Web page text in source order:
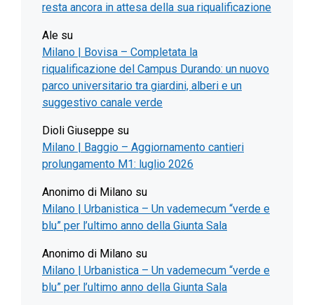
resta ancora in attesa della sua riqualificazione
Ale su
Milano | Bovisa – Completata la
riqualificazione del Campus Durando: un nuovo
parco universitario tra giardini, alberi e un
suggestivo canale verde
Dioli Giuseppe su
Milano | Baggio – Aggiornamento cantieri
prolungamento M1: luglio 2026
Anonimo di Milano su
Milano | Urbanistica – Un vademecum “verde e
blu” per l’ultimo anno della Giunta Sala
Anonimo di Milano su
Milano | Urbanistica – Un vademecum “verde e
blu” per l’ultimo anno della Giunta Sala